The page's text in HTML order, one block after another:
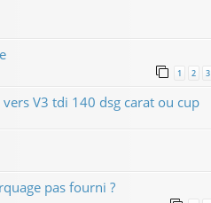
1 2 3
V3 tdi 140 dsg carat ou cup
pas fourni ?